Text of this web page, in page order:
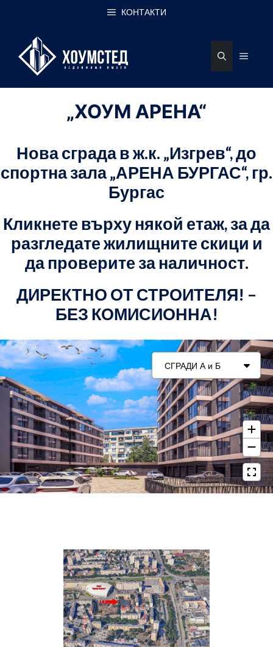
КОНТАКТИ
„ХОУМ АРЕНА“
Нова сграда в ж.к. „Изгрев“, до
спортна зала „АРЕНА БУРГАС“, гр.
Бургас
Кликнете върху някой етаж, за да
разгледате жилищните скици и
да проверите за наличност.
ДИРЕКТНО ОТ СТРОИТЕЛЯ! –
БЕЗ КОМИСИОННА!